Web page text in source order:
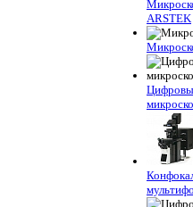
ARSTEK